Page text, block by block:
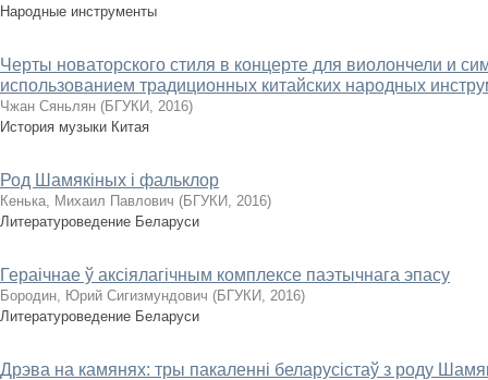
Народные инструменты
Черты новаторского стиля в концерте для виолончели и
использованием традиционных китайских народных
Чжан Сяньлян (БГУКИ, 2016)
История музыки Китая
Род Шамякіных і фальклор
Кенька, Михаил Павлович (БГУКИ, 2016)
Литературоведение Беларуси
Гераічнае ў аксіялагічным комплексе паэтычнага эпасу
Бородин, Юрий Сигизмундович (БГУКИ, 2016)
Литературоведение Беларуси
Дрэва на камянях: тры пакаленні беларусістаў з роду